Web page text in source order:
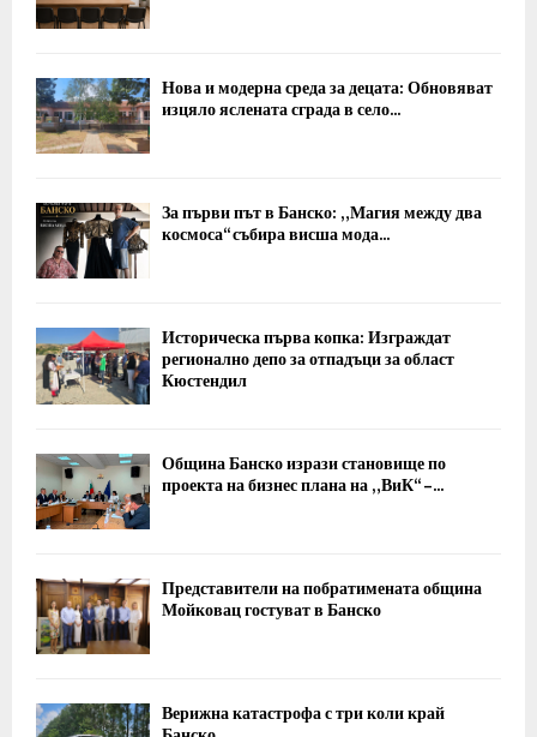
Нова и модерна среда за децата: Обновяват
изцяло яслената сграда в село...
За първи път в Банско: „Магия между два
космоса“ събира висша мода...
Историческа първа копка: Изграждат
регионално депо за отпадъци за област
Кюстендил
Община Банско изрази становище по
проекта на бизнес плана на „ВиК“ –...
Представители на побратимената община
Мойковац гостуват в Банско
Верижна катастрофа с три коли край